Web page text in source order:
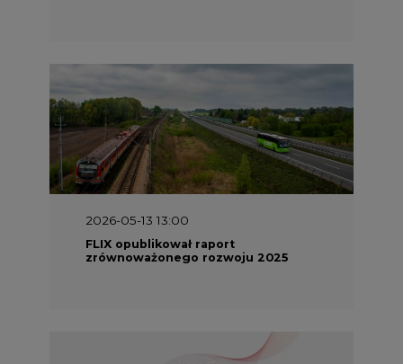
2026-05-13 13:00
FLIX opublikował raport
zrównoważonego rozwoju 2025